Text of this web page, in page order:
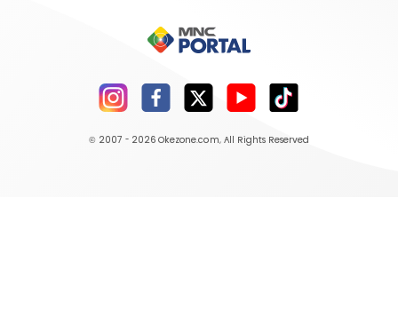
© 2007 - 2026 Okezone.com, All Rights Reserved